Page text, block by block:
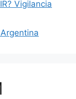
Vigilancia